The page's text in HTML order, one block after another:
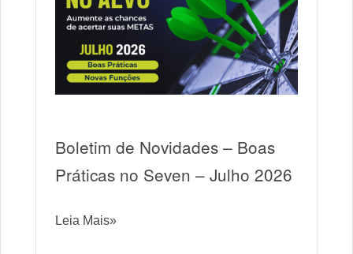
Boletim de Novidades – Boas
Práticas no Seven – Julho 2026
Leia Mais»